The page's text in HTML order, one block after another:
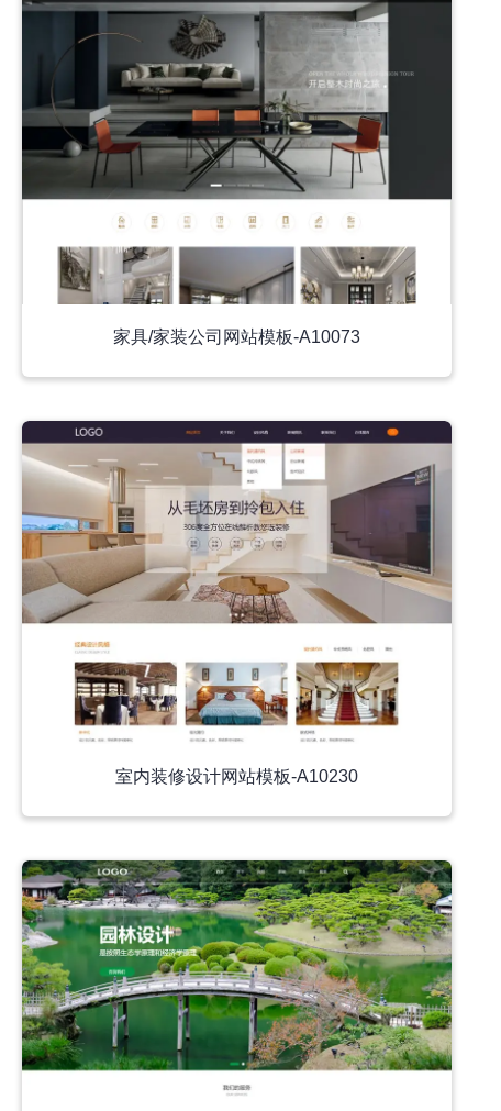
家具/家装公司网站模板-A10073
室内装修设计网站模板-A10230